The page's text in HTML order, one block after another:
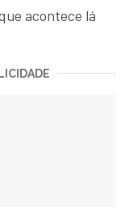
acontece lá